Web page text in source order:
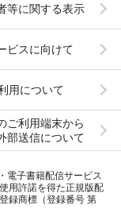
等に関する表示
ビスに向けて
用について
ご利用端末から
部送信について
電子書籍配信サービス
用許諾を得た正規版配
録商標（登録番号 第